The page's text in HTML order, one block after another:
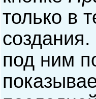
только в
под ним